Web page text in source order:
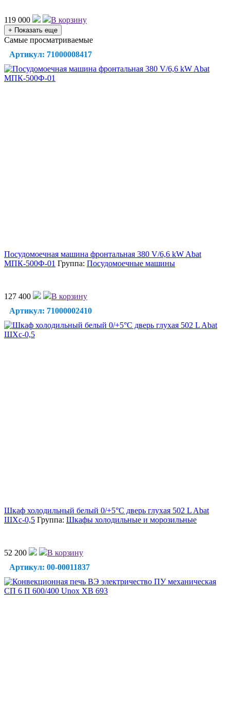
119 000 В корзину
+ Показать еще
Самые просматриваемые
Артикул: 71000008417
Посудомоечная машина фронтальная 380 V/6,6 kW Abat
МПК-500Ф-01 Группа: Посудомоечные машины
127 400
В корзину
Артикул: 71000002410
Шкаф холодильный белый 0/+5°C дверь глухая 502 L Abat
ШХс-0,5 Группа: Шкафы холодильные и морозильные
52 200
В корзину
Артикул: 00-00011837